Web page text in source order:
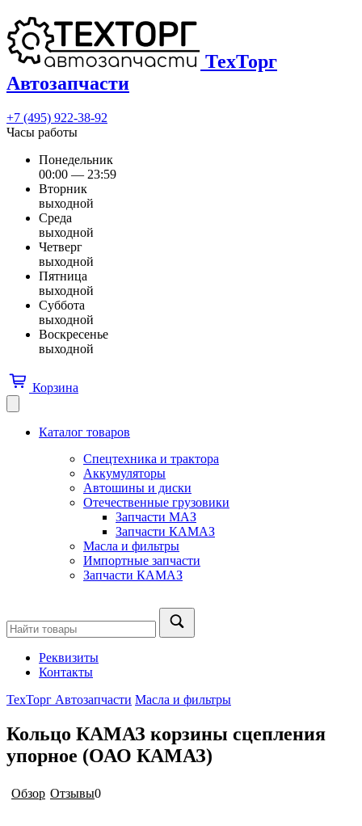
ТехТорг
Автозапчасти
+7 (495) 922-38-92
Часы работы
Понедельник
00:00 — 23:59
Вторник
выходной
Среда
выходной
Четверг
выходной
Пятница
выходной
Суббота
выходной
Воскресенье
выходной
Корзина
Каталог товаров
Спецтехника и трактора
Аккумуляторы
Автошины и диски
Отечественные грузовики
Запчасти МАЗ
Запчасти КАМАЗ
Масла и фильтры
Импортные запчасти
Запчасти КАМАЗ
Реквизиты
Контакты
ТехТорг Автозапчасти Масла и фильтры
Кольцо КАМАЗ корзины сцепления
упорное (ОАО КАМАЗ)
Обзор Отзывы0